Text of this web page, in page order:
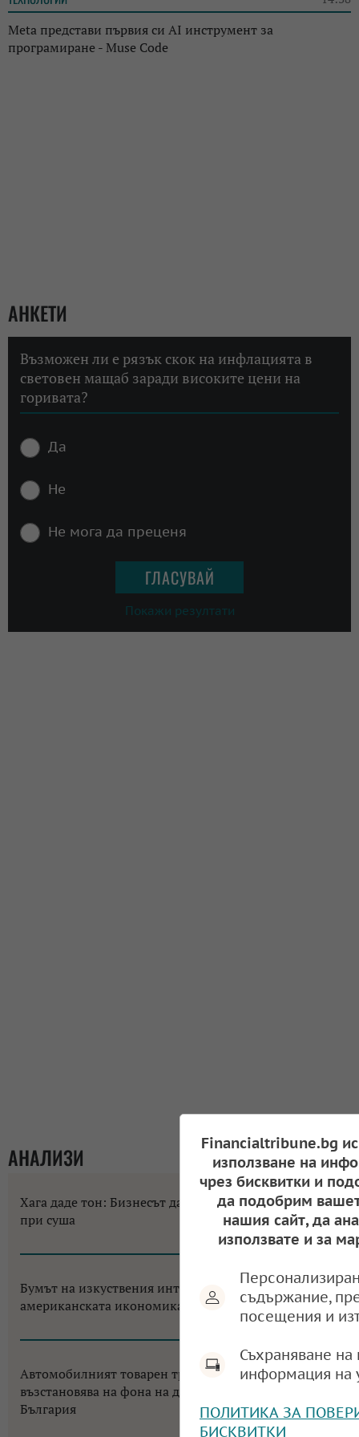
Meta представи първия си AI инструмент за
програмиране - Muse Code
АНКЕТИ
Възможен ли е рязък скок на инфлацията в
световен мащаб заради високите цени на
горивата?
Да
Не
Не мога да преценя
Покажи резултати
АНАЛИЗИ
Хага даде тон: Бизнесът да не разчита на помощи
при суша
10:58, 07.08.2026
Бумът на изкуствения интелект променя
американската икономика до неузнаваемост
12:18, 06.08.2026
Автомобилният товарен транспорт в ЕС се
възстановява на фона на двуцифрен срив за
България
11:38, 05.08.2026
Financialtribune.bg
използване на
чрез бисквитки и
да подобрим
нашия сайт, да
използвате и за
съдържание,
посещения и
Съхраняване
информация на
ПОЛИТИКА ЗА
БИСКВИТКИ